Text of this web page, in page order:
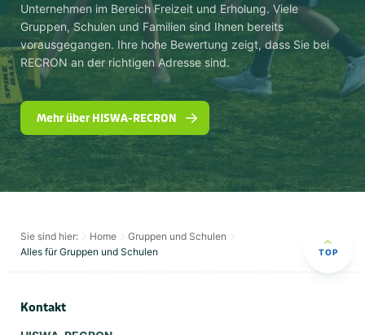
Unternehmen im Bereich Freizeit und Erholung. Viele
Gruppen, Schulen und Familien sind Ihnen bereits
vorausgegangen. Ihre hohe Bewertung zeigt, dass Sie bei
RECRON an der richtigen Adresse sind.
Mehr über HISWA-RECRON
Sie sind hier: Home
Gruppen und Schulen
Alles für Gruppen und Schulen
TOP
Kontakt